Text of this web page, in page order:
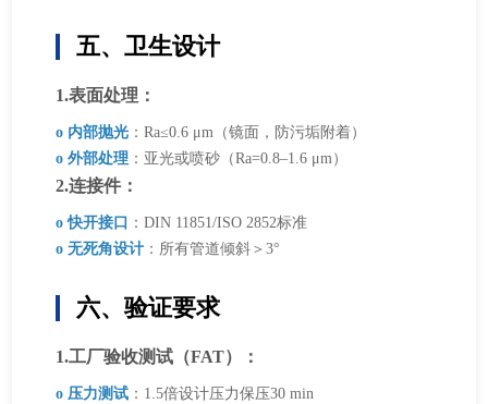
五、卫生设计
1.表面处理：
o 内部抛光 ：Ra≤0.6 μm（镜面，防污垢附着）
o 外部处理 ：亚光或喷砂（Ra=0.8–1.6 μm）
2.连接件：
o 快开接口 ：DIN 11851/ISO 2852标准
o 无死角设计 ：所有管道倾斜＞3°
六、验证要求
1.工厂验收测试（FAT）：
o 压力测试 ：1.5倍设计压力保压30 min